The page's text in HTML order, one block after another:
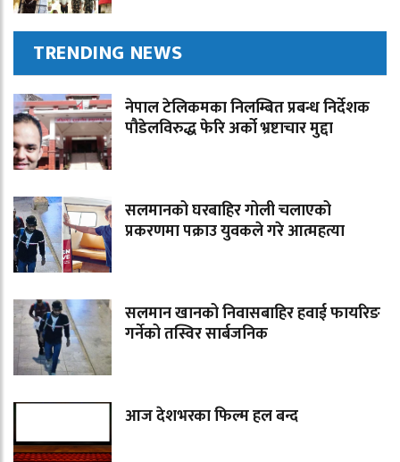
TRENDING NEWS
नेपाल टेलिकमका निलम्बित प्रबन्ध निर्देशक
पौडेलविरुद्ध फेरि अर्को भ्रष्टाचार मुद्दा
सलमानको घरबाहिर गोली चलाएको
प्रकरणमा पक्राउ युवकले गरे आत्महत्या
सलमान खानको निवासबाहिर हवाई फायरिङ
गर्नेको तस्विर सार्बजनिक
आज देशभरका फिल्म हल बन्द